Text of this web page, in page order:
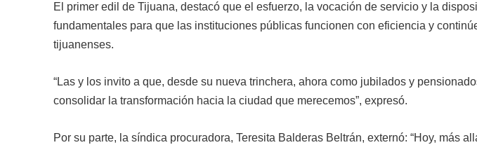
El primer edil de Tijuana, destacó que el esfuerzo, la vocación de servicio y la
fundamentales para que las instituciones públicas funcionen con eficiencia y
tijuanenses.
“Las y los invito a que, desde su nueva trinchera, ahora como jubilados y
consolidar la transformación hacia la ciudad que merecemos”, expresó.
Por su parte, la síndica procuradora, Teresita Balderas Beltrán, externó: “Hoy, más